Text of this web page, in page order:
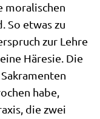
mora­li­schen
So etwas zu
zur Leh­re
Häre­sie. Die
habe,
die zwei